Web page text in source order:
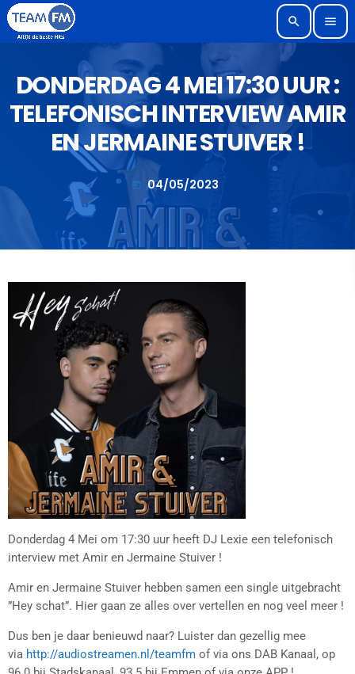
search menu
DONDERDAG 4 MEI 17:30 UUR :
TELEFONISCH INTERVIEW AMIR
EN JERMAINE STUIVER !
today 04/05/2023
Donderdag 4 Mei om 17:30 uur heeft DJ Lexie een telefonisch
interview met Amir en Jermaine Stuiver !
Amir en Jermaine Stuiver hebben samen een single uitgebracht
”Hey schat”. Hier gaan ze alles over vertellen en nog veel meer !
Dus ben je daar benieuwd naar? Luister dan gezellig mee
via http://audiostreamen.nl/teamfm of via ons DAB Kanaal, op